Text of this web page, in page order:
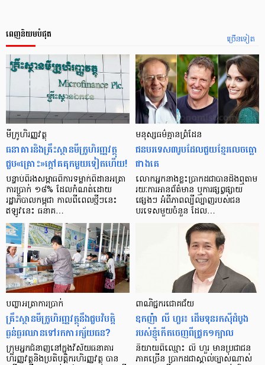
ច្រើនទៀត
ពេញនិយមបំផុត
មីក្រូ​ហិរញ្ញវត្ថុ
ធនាគារ​និង​គ្រឹះស្ថាន​មីក្រូ​ហិរញ្ញវត្ថុ​
ជួប«គ្រោះ»ក្តៅ​គគុក​មួយ​ទៀត​ហើយ!
បន្ទាប់​ពី​រង​សម្ពាធ​​ពី​ការ​ទម្លាក់​ពិដាន​អត្រា​
ការ​ប្រាក់ ១៨​% ដែល​កំណត់​ដោយ​
រដ្ឋាភិបាល​កម្ពុជា កាល​ពី​ពេល​ថ្មីៗ​នេះ
ឥឡូវ​នេះ ធនាគ…
មនុស្ស​ធម៌​គ្មាន​ព្រំដែន
ជន​បរទេស​៣​រូប​ដែល​ជួយ​ខ្មែរ​លេច​ធ្លោ​
ជាង​គេ
លោកអ្នក​នាង​ខ្លះ​ប្រាកដ​ជា​បាន​​ដឹង​ឮ​តាម​
រយៈ​ការ​អាន​ព័ត៌មាន ឬ​ការ​ផ្សព្វផ្សាយ​
ផ្សេងៗ អំពី​ភាព​ល្បីល្បាញ​របស់​ជន​
បរទេស​មួយ​ចំនួន ដែល…
បញ្ហា​អត្រា​ការប្រាក់
គ្រឹះស្ថាន​មីក្រូ​ហិរញ្ញវត្ថុ​នឹង​ជួប​វិបត្តិ​
ធ្ងន់ធ្ងរ​ឈាន​ទៅ​រក​ការ​ក្ស័យធន?
ក្រុម​អ្នក​ជំនាញ​នៅ​ក្នុង​វិស័យ​ធនាគារ
ហិរញ្ញវត្ថុ​និង​ប្រតិបត្តិករ​ហិរញ្ញ​វត្ថុ បាន​​
ពាណិជ្ជករជោគជ័យ
ឧកញ៉ា លី ហួរ៖ ដើមទុនរកស៊ីដំបូង
របស់ខ្ញុំកើតចេញពីជ្រូក១ក្បាល
និយាយ​ពី​ឈ្មោះ លី ហួរ មាន​ប្រជាជន​
ភាគ​ច្រើន ប្រាកដ​ជា​ស្គាល់​ច្បាស់​ណាស់